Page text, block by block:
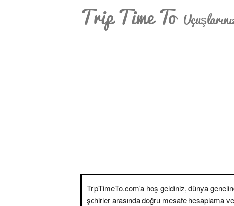
Trip Time To
TripTimeTo.com'a hoş geldiniz, dünya
şehirler arasında doğru mesafe hesaplama